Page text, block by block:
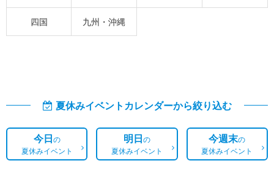
四国 九州・沖縄
夏休みイベントカレンダーから絞り込む
今日の
夏休みイベント
明日の
夏休みイベント
今週末の
夏休みイベント